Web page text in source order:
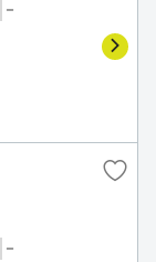
－
－